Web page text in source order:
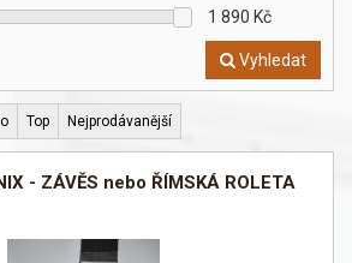
1 890 Kč
Vyhledat
Top Nejprodávanější
- ZÁVĚS nebo ŘÍMSKÁ ROLETA